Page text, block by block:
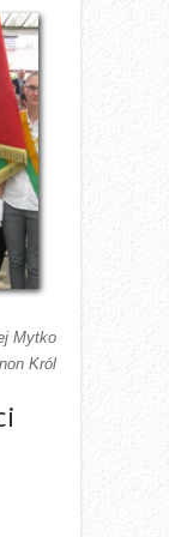
Mytko
Król